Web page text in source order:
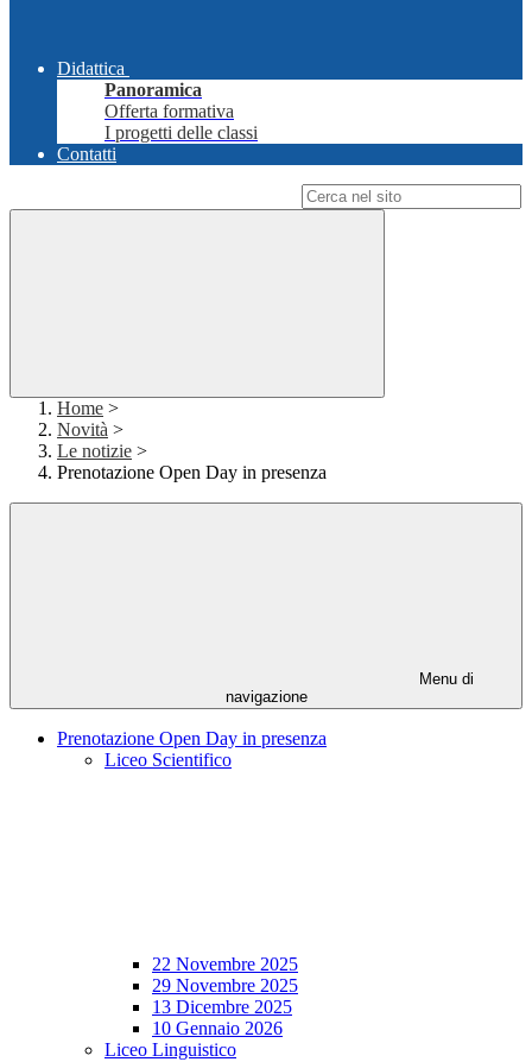
Didattica
Panoramica
Offerta formativa
I progetti delle classi
Contatti
Home >
Novità >
Le notizie >
Prenotazione Open Day in presenza
Menu di
navigazione
Prenotazione Open Day in presenza
Liceo Scientifico
22 Novembre 2025
29 Novembre 2025
13 Dicembre 2025
10 Gennaio 2026
Liceo Linguistico